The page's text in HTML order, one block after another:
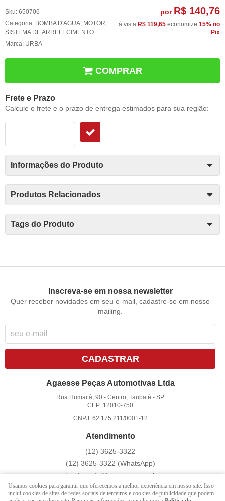
Sku: 650706
Categoria: BOMBA D'AGUA, MOTOR,
SISTEMA DE ARREFECIMENTO
Marca: URBA
por R$ 140,76
à vista R$ 119,65 economize 15% no
Pix
COMPRAR
Frete e Prazo
Calcule o frete e o prazo de entrega estimados para sua região:
Informações do Produto
Produtos Relacionados
Tags do Produto
Inscreva-se em nossa newsletter
Quer receber novidades em seu e-mail, cadastre-se em nosso
mailing.
CADASTRAR
Agaesse Peças Automotivas Ltda
Rua Humaitá, 90 -Centro, Taubaté -SP
CEP: 12010-750
CNPJ: 62.175.211/0001-12
Atendimento
(12) 3625-3322
(12) 3625-3322 (WhatsApp)
atendimento@agaesse.com.br
Usamos cookies para garantir que oferecemos a melhor experiência em nosso site. Isso
inclui cookies de sites de redes sociais de terceiros e cookies de publicidade que podem